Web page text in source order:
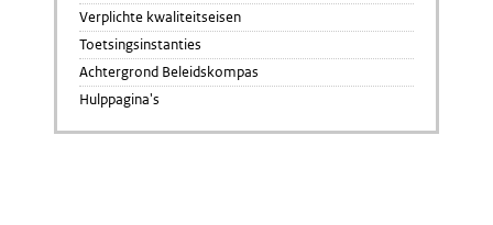
Verplichte kwaliteitseisen
Toetsingsinstanties
Achtergrond Beleidskompas
Hulppagina's